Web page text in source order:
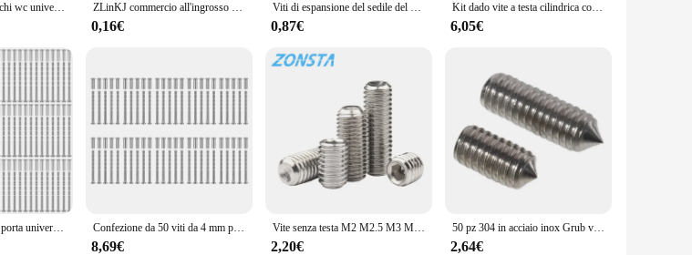
causing fatigue, while its efficient brewing capabilities guarantee that every cup of coffee is prepared to
satisfaction, making it a must-have for anyone passionate about coffee.
Accessori per coperchi wc universali di alta qualità viti di espansione in Nylon di gomma stabile durevole per la sostituzione del sedile del water ZLinKJ commercio all'ingrosso 30PCS Unico Professionale Del Computer Nero Cassa del PC Ventola Di Raffreddamento Durevole Vite per Ventole 60 millimetri 80 millimetri 120 millimetri
0,16€
Viti di espansione del sedile del water in acciaio inossidabile M6 da 2 pezzi viti di espansione durevoli sostituzione perfetta universale
0,87€
Kit dado vite a testa cilindrica con esagono incassato esagonale M2 M3 M4 M5 M6 M8 resistenza alla corrosione viti esagonali con bullone a brugola in acciaio inossidabile durevole
6,05€
50 Set vite maniglia porta universale M4 bullone maniglia porta viti e manicotti di collegamento in acciaio al carbonio maschio a femmina M4 × 16 croce Confezione da 50 viti da 4 mm per maniglia della porta, bullone della maniglia della porta, fissaggi passanti per maniglia della
8,69€
Vite senza testa M2 M2.5 M3 M4 M5 M6 M8 DIN916 304 inox esagonale esagono incassato a brugola punto tazza set fai da te maniglie per porte bullone del rubinetto
2,20€
50 pz 304 in acciaio inox Grub vite punto viti di fissaggio interno esagonale M4 vite a brugola testa a brugola punto vite maniglie delle porte
2,64€